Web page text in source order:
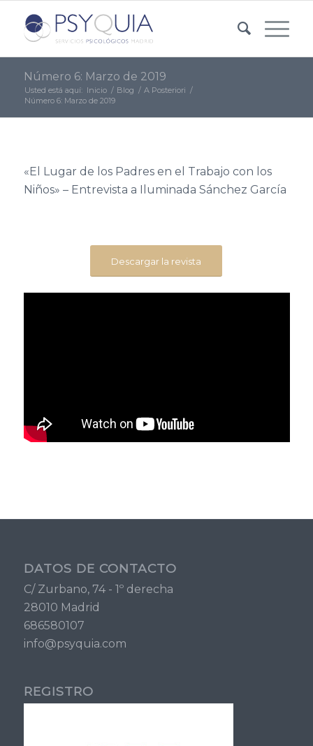
Número 6: Marzo de 2019
Usted está aquí: Inicio / Blog / A Posteriori /
Número 6: Marzo de 2019
«El Lugar de los Padres en el Trabajo con los
Niños» – Entrevista a Iluminada Sánchez García
Descargar la revista
DATOS DE CONTACTO
C/ Zurbano, 74 - 1º derecha
28010 Madrid
686580107
info@psyquia.com
REGISTRO